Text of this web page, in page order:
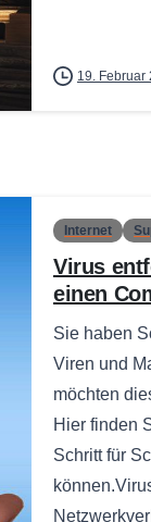
19. Februar
Internet
Virus
einen
Sie haben
Viren und
möchten
Hier finden
Schritt für